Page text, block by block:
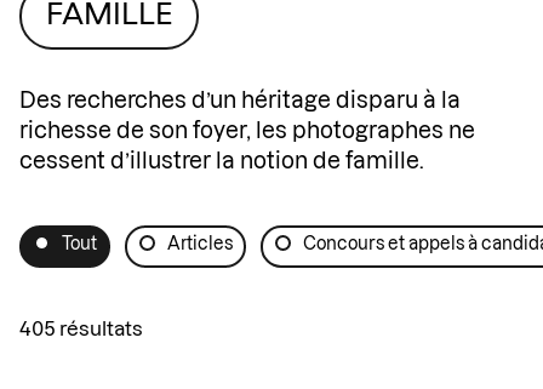
FAMILLE
Des recherches d’un héritage disparu à la
richesse de son foyer, les photographes ne
cessent d’illustrer la notion de famille.
Tout Articles Concours et appels à
405 résultats